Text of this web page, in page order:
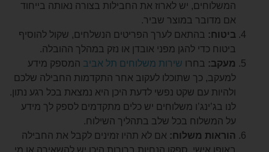
יש לארוז את החבילות בצורה נאותה בייחוד
במוצר שביר.
בהתאם לערך הפריטים הנשלחים, שקול להוסיף
כדי להגן מפני אובדן או נזק במהלך ההובלה.
בחרושירות משלוחים תל אביבהמספק מידע
כך שתוכלו לעקוב אחר התקדמות החבילה שלכם
עם שקט נפשי לדעת היכן היא נמצאת בכל רגע נתון.
בג’ינג’ו משלוחים יש כלים מתקדמים לספק לך מידע
בכל שלב בתהליך השילוח.
משלוח:אם לא תהיו זמינים לקבל את החבילה